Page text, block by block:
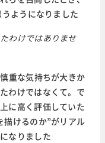
ようになりました
わけではありませ
重な気持ちが大きか
わけではなくて。で
に高く評価していた
描けるのか”がリアル
なりました